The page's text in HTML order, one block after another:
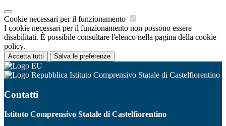
Cookie necessari per il funzionamento
I cookie necessari per il funzionamento non possono essere
disabilitati. È possibile consultare l'elenco nella pagina della cookie
policy.
Accetta tutti Salva le preferenze
Istituto Comprensivo Statale di Castelfiorentino
Contatti
Istituto Comprensivo Statale di Castelfiorentino